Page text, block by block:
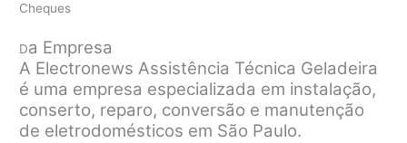
Cheques
Da Empresa
A Electronews Assistência Técnica Geladeira
é uma empresa especializada em instalação,
conserto, reparo, conversão e manutenção
de eletrodomésticos em São Paulo.